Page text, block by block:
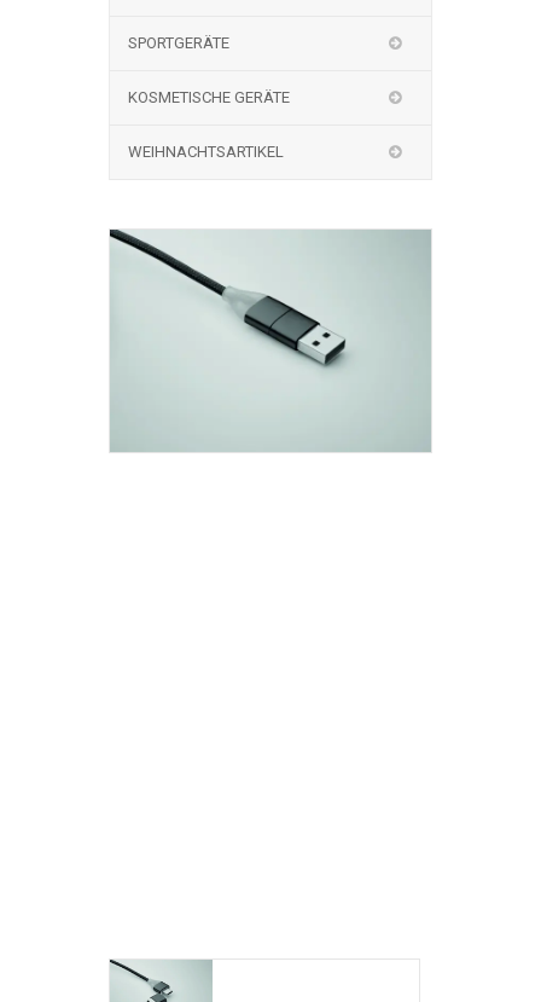
SPORTGERÄTE
KOSMETISCHE GERÄTE
WEIHNACHTSARTIKEL